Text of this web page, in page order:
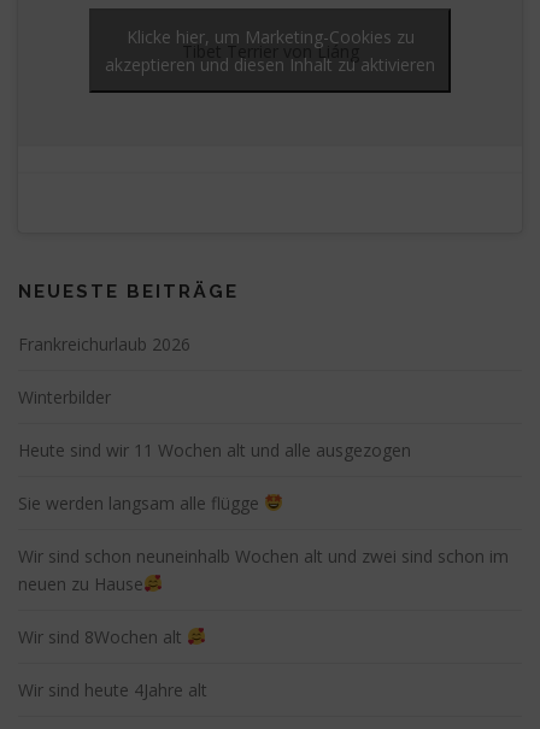
Tibet Terrier von Liáng
Klicke hier, um Marketing-Cookies zu
akzeptieren und diesen Inhalt zu aktivieren
NEUESTE BEITRÄGE
Frankreichurlaub 2026
Winterbilder
Heute sind wir 11 Wochen alt und alle ausgezogen
Sie werden langsam alle flügge
Wir sind schon neuneinhalb Wochen alt und zwei sind schon im
neuen zu Hause
Wir sind 8Wochen alt
Wir sind heute 4Jahre alt